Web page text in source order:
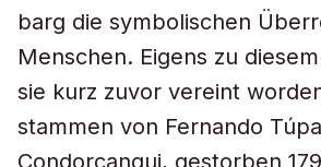
barg die symbolischen
Menschen. Eigens zu
sie kurz zuvor vereint
stammen von Fernando
Condorcanqui, gestorben